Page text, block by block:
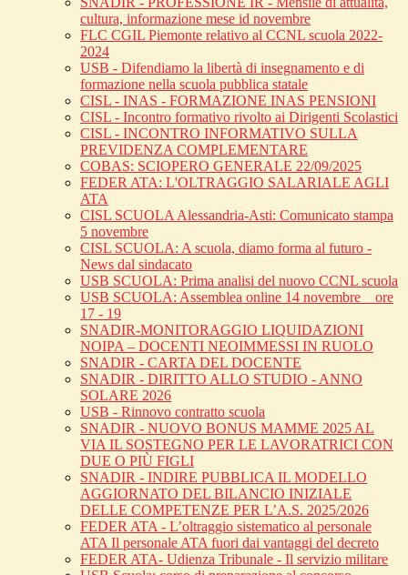
cultura, informazione mese id novembre
FLC CGIL Piemonte relativo al CCNL scuola 2022-
2024
USB - Difendiamo la libertà di insegnamento e di
formazione nella scuola pubblica statale
CISL - INAS - FORMAZIONE INAS PENSIONI
CISL - Incontro formativo rivolto ai Dirigenti Scolastici
CISL - INCONTRO INFORMATIVO SULLA
PREVIDENZA COMPLEMENTARE
COBAS: SCIOPERO GENERALE 22/09/2025
FEDER ATA: L'OLTRAGGIO SALARIALE AGLI
ATA
CISL SCUOLA Alessandria-Asti: Comunicato stampa
5 novembre
CISL SCUOLA: A scuola, diamo forma al futuro -
News dal sindacato
USB SCUOLA: Prima analisi del nuovo CCNL scuola
USB SCUOLA: Assemblea online 14 novembre _ ore
17 - 19
SNADIR-MONITORAGGIO LIQUIDAZIONI
NOIPA – DOCENTI NEOIMMESSI IN RUOLO
SNADIR - CARTA DEL DOCENTE
SNADIR - DIRITTO ALLO STUDIO - ANNO
SOLARE 2026
USB - Rinnovo contratto scuola
SNADIR - NUOVO BONUS MAMME 2025 AL
VIA IL SOSTEGNO PER LE LAVORATRICI CON
DUE O PIÙ FIGLI
SNADIR - INDIRE PUBBLICA IL MODELLO
AGGIORNATO DEL BILANCIO INIZIALE
DELLE COMPETENZE PER L’A.S. 2025/2026
FEDER ATA - L’oltraggio sistematico al personale
ATA Il personale ATA fuori dai vantaggi del decreto
FEDER ATA- Udienza Tribunale - Il servizio militare